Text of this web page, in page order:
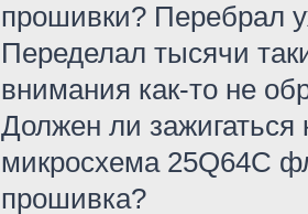
прошивки? Перебрал
Переделал тысячи
внимания как-то не
Должен ли
микросхема 25Q64C
прошивка?